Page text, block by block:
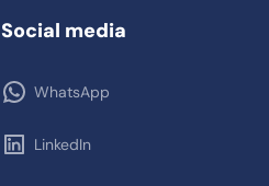
Social media
WhatsApp
LinkedIn